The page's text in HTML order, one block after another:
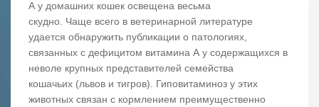
А у домашних кошек освещена весьма
скудно. Чаще всего в ветеринарной литературе
удается обнаружить публикации о патологиях,
связанных с дефицитом витамина А у содержащихся в
неволе крупных представителей семейства
кошачьих (львов и тигров). Гиповитаминоз у этих
животных связан с кормлением преимущественно